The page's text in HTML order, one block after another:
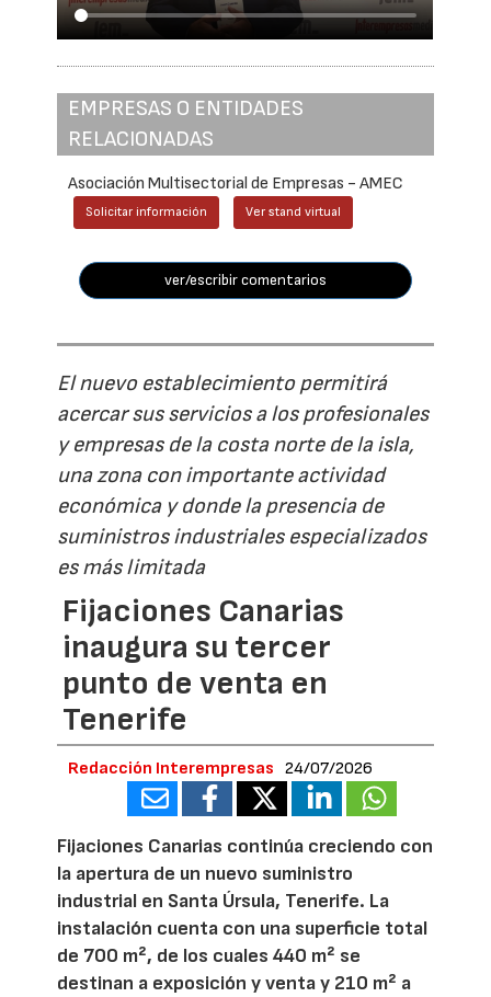
EMPRESAS O ENTIDADES
RELACIONADAS
Asociación Multisectorial de Empresas - AMEC
Solicitar información Ver stand virtual
ver/escribir comentarios
El nuevo establecimiento permitirá
acercar sus servicios a los profesionales
y empresas de la costa norte de la isla,
una zona con importante actividad
económica y donde la presencia de
suministros industriales especializados
es más limitada
Fijaciones Canarias
inaugura su tercer
punto de venta en
Tenerife
Redacción Interempresas 24/07/2026
Fijaciones Canarias continúa creciendo con
la apertura de un nuevo suministro
industrial en Santa Úrsula, Tenerife. La
instalación cuenta con una superficie total
de 700 m², de los cuales 440 m² se
destinan a exposición y venta y 210 m² a